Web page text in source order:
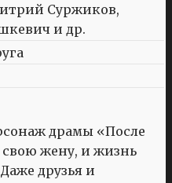
Суржиков,
и др.
драмы «После
жену, и жизнь
друзья и